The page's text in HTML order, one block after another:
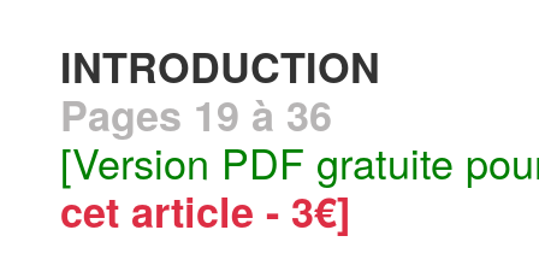
INTRODUCTION
Pages 19 à 36
[Version PDF gratuite
cet article - 3€]